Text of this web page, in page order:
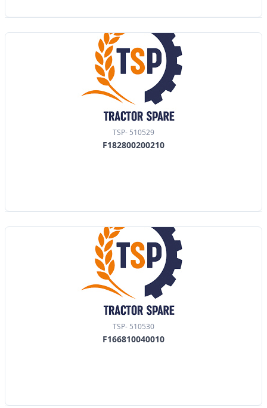
TSP- 510529
F182800200210
TSP- 510530
F166810040010